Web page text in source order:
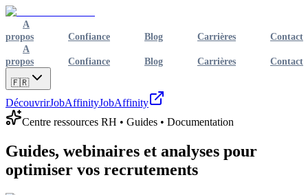
A
propos
Confiance Blog Carrières
Contact
A
propos
Confiance Blog Carrières Contact
🇫🇷
DécouvrirJobAffinityJobAffinity
Centre ressources RH • Guides • Documentation
Guides, webinaires et analyses pour
optimiser vos recrutements